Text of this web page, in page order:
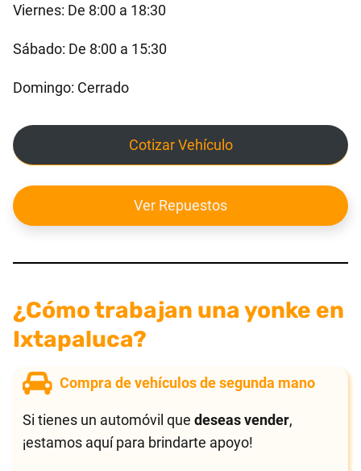
Viernes: De 8:00 a 18:30
Sábado: De 8:00 a 15:30
Domingo: Cerrado
Cotizar Vehículo
Ver Repuestos
¿Cómo trabajan una yonke en
Ixtapaluca?
Compra de vehículos de segunda mano
Si tienes un automóvil quedeseas vender,
¡estamos aquí para brindarte apoyo!